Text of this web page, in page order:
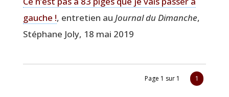
gauche !, entre­tien au Jour­nal du Dimanche,
Sté­phane Joly, 18 mai 2019
Page 1 sur 1 1